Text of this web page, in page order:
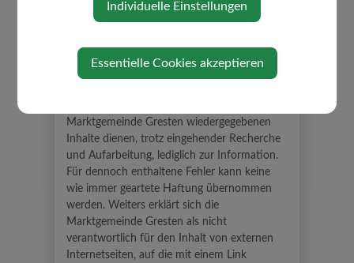
Musterschutzes.
Texte, Grafiken und Bilder dieser Homepage
Verwendung ist nur mit ausdrücklicher
schriftlicher Genehmigung der
Marktgemeinde Gresten wiedergegebenen
Inhalte dienen, trotz eingehender Recherche
und Aufarbeitung, lediglich zur Information.
Für dennoch enthaltene Fehler kann keine
wie immer geartete Haftung übernommen
werden. Weiters erklärt sich die
Marktgemeinde Gresten als nicht
verantwortlich für den Inhalt von externen
Internetseiten, auf die mit einem Link
Individuelle Einstellungen
Essentielle Cookies akzeptieren